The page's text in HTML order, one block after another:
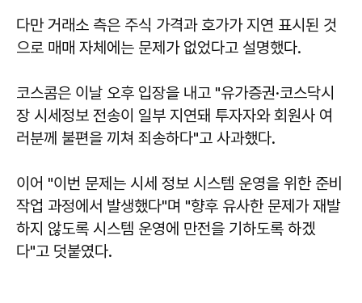
다만 거래소 측은 주식 가격과 호가가 지연 표시된 것
으로 매매 자체에는 문제가 없었다고 설명했다.
코스콤은 이날 오후 입장을 내고 "유가증권·코스닥시
장 시세정보 전송이 일부 지연돼 투자자와 회원사 여
러분께 불편을 끼쳐 죄송하다"고 사과했다.
이어 "이번 문제는 시세 정보 시스템 운영을 위한 준비
작업 과정에서 발생했다"며 "향후 유사한 문제가 재발
하지 않도록 시스템 운영에 만전을 기하도록 하겠
다"고 덧붙였다.